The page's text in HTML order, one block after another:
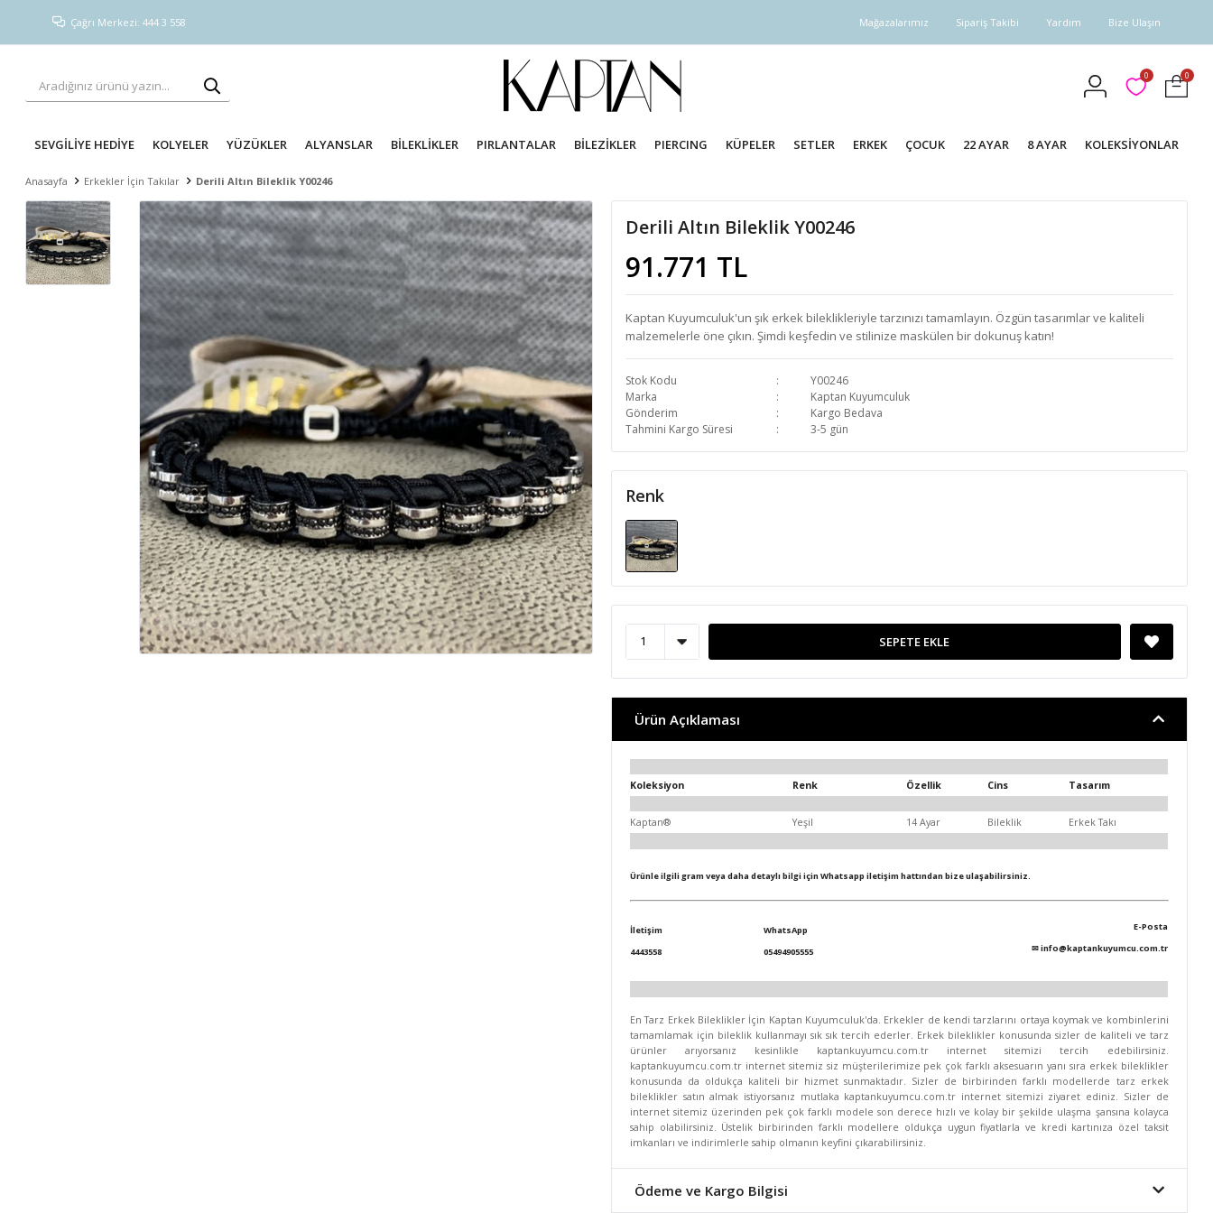
Çağrı Merkezi: 444 3 558 Mağazalarımız Sipariş Takibi Yardım Bize Ulaşın
0 0
SEVGİLİYE HEDİYE KOLYELER YÜZÜKLER ALYANSLAR BİLEKLİKLER PIRLANTALAR BİLEZİKLER PIERCING KÜPELER SETLER ERKEK ÇOCUK 22 AYAR 8 AYAR KOLEKSİYONLAR
Anasayfa Erkekler İçin Takılar Derili Altın Bileklik Y00246
Derili Altın Bileklik Y00246
91.771 TL
Kaptan Kuyumculuk'un şık erkek bileklikleriyle tarzınızı tamamlayın. Özgün tasarımlar ve kaliteli
malzemelerle öne çıkın. Şimdi keşfedin ve stilinize maskülen bir dokunuş katın!
Stok Kodu
Y00246
Marka
Kaptan Kuyumculuk
Gönderim
Kargo Bedava
Tahmini Kargo Süresi
3-5 gün
Renk
SEPETE EKLE
Ürün Açıklaması
Koleksiyon Renk Özellik Cins Tasarım
Kaptan® Yeşil 14 Ayar Bileklik Erkek Takı
Ürünle ilgili gram veya daha detaylı bilgi için Whatsapp iletişim hattından bize ulaşabilirsiniz.
İletişim
4443558
WhatsApp
05494905555
E-Posta
✉info@kaptankuyumcu.com.tr
En Tarz Erkek Bileklikler İçin Kaptan Kuyumculuk'da. Erkekler de kendi tarzlarını ortaya koymak ve kombinlerini
tamamlamak için bileklik kullanmayı sık sık tercih ederler. Erkek bileklikler konusunda sizler de kaliteli ve tarz
ürünler arıyorsanız kesinlikle kaptankuyumcu.com.tr internet sitemizi tercih edebilirsiniz.
kaptankuyumcu.com.tr internet sitemiz siz müşterilerimize pek çok farklı aksesuarın yanı sıra erkek bileklikler
konusunda da oldukça kaliteli bir hizmet sunmaktadır. Sizler de birbirinden farklı modellerde tarz erkek
bileklikler satın almak istiyorsanız mutlaka kaptankuyumcu.com.tr internet sitemizi ziyaret ediniz. Sizler de
internet sitemiz üzerinden pek çok farklı modele son derece hızlı ve kolay bir şekilde ulaşma şansına kolayca
sahip olabilirsiniz. Üstelik birbirinden farklı modellere oldukça uygun fiyatlarla ve kredi kartınıza özel taksit
imkanları ve indirimlerle sahip olmanın keyfini çıkarabilirsiniz.
Ödeme ve Kargo Bilgisi